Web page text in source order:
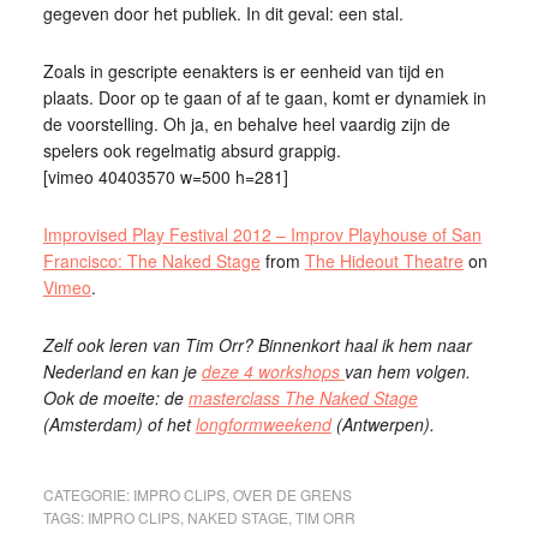
gegeven door het publiek. In dit geval: een stal.
Zoals in gescripte eenakters is er eenheid van tijd en
plaats. Door op te gaan of af te gaan, komt er dynamiek in
de voorstelling. Oh ja, en behalve heel vaardig zijn de
spelers ook regelmatig absurd grappig.
[vimeo 40403570 w=500 h=281]
Improvised Play Festival 2012 – Improv Playhouse of San
Francisco: The Naked Stage from The Hideout Theatre on
Vimeo.
Zelf ook leren van Tim Orr? Binnenkort haal ik hem naar
Nederland en kan je deze 4 workshops van hem volgen.
Ook de moeite: de masterclass The Naked Stage
(Amsterdam) of hetlongformweekend(Antwerpen).
CATEGORIE: IMPRO CLIPS, OVER DE GRENS
TAGS: IMPRO CLIPS, NAKED STAGE TIM ORR